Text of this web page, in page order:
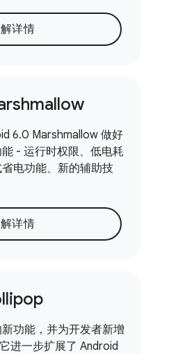
详情
6.0 Marshmallow 做好
- 运行时权限、低电耗
电功能、新的辅助技
详情
功能，并为开发者新增
进一步扩展了 Android